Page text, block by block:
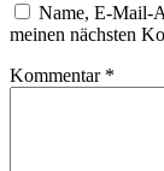
Name, E-Mail-
meinen nächsten
Kommentar *